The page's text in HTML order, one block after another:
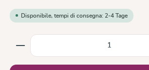
Disponibile, tempi di consegna: 2-4 Tage
Quantità del prodotto: inserisci la